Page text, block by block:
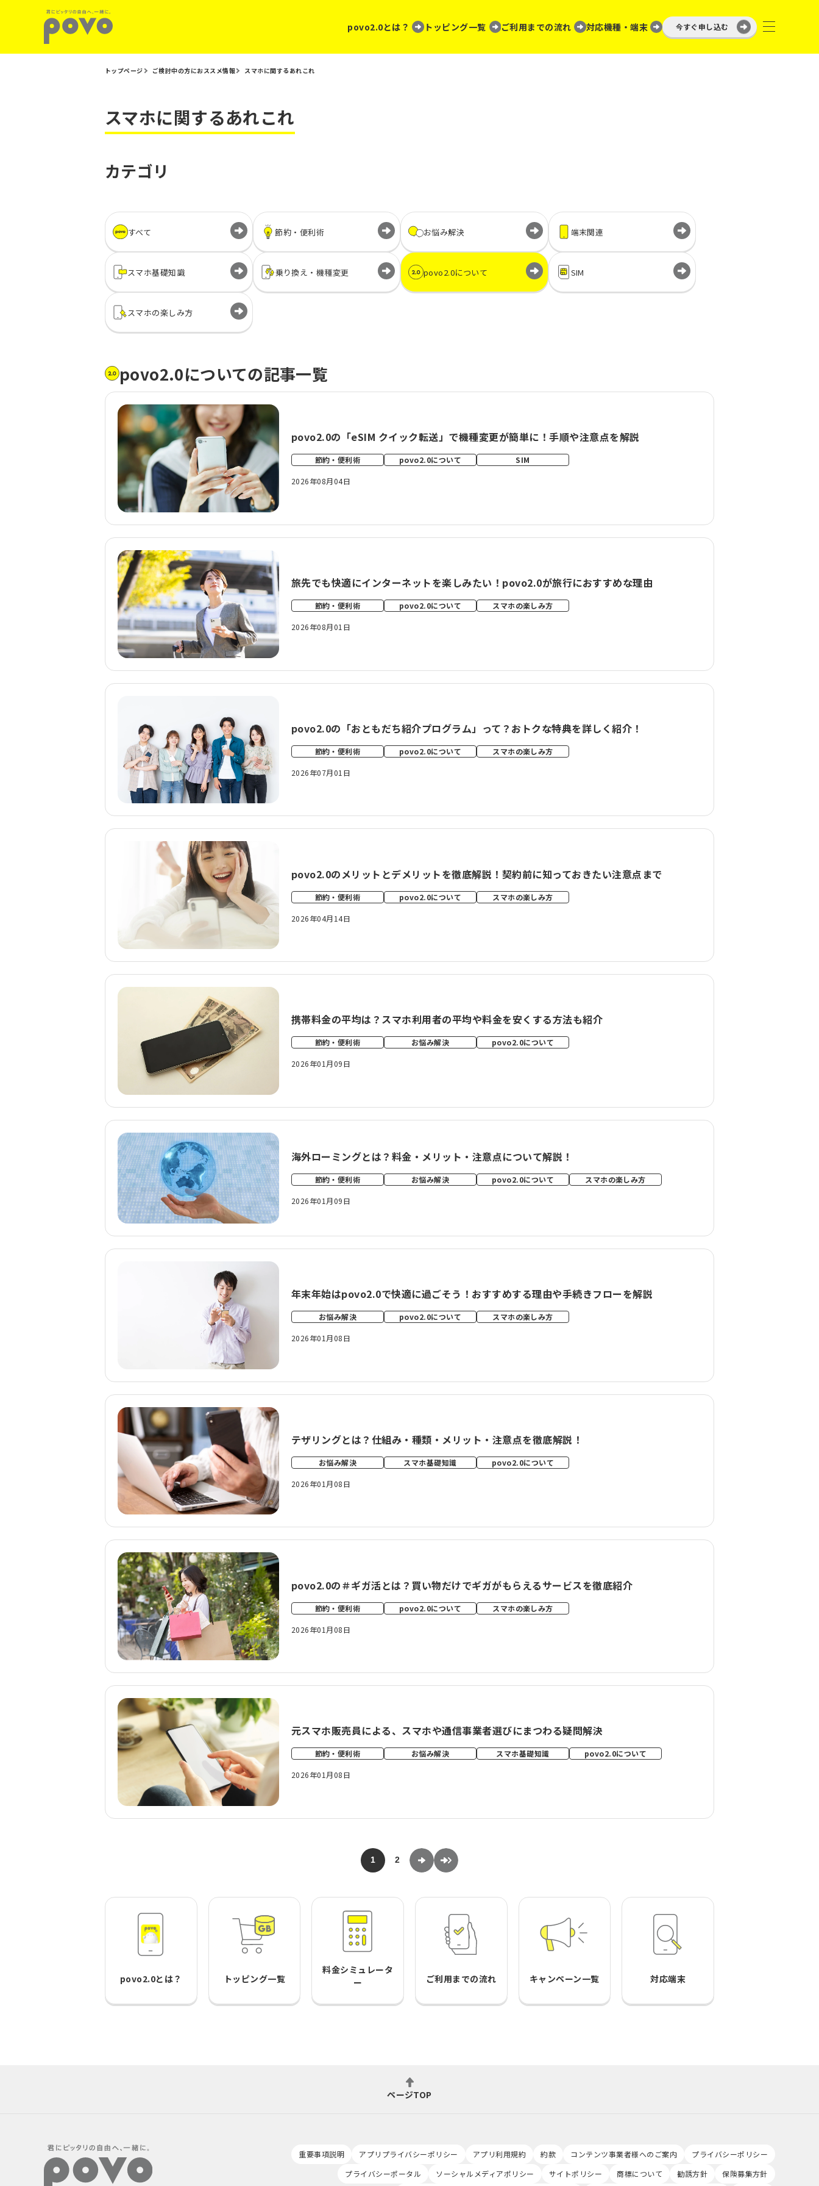
povo2.0とは？ トッピング一覧 ご利用までの流れ 対応機種・端末 今すぐ申し込む
トップページ ご検討中の方におススメ情報 スマホに関するあれこれ
スマホに関するあれこれ
カテゴリ
すべて 節約・便利術 お悩み解決 端末関連
スマホ基礎知識 乗り換え・ 機種変更 povo2.0について SIM
スマホの楽しみ方
povo2.0についての記事一覧
povo2.0の「eSIM クイック転送」で機種変更が簡単に！手順や注意点を解説
節約・便利術 povo2.0について SIM
2026年08月04日
旅先でも快適にインターネットを楽しみたい！povo2.0が旅行におすすめな理由
節約・便利術 povo2.0について スマホの楽しみ方
2026年08月01日
povo2.0の「おともだち紹介プログラム」って？おトクな特典を詳しく紹介！
節約・便利術 povo2.0について スマホの楽しみ方
2026年07月01日
povo2.0のメリットとデメリットを徹底解説！契約前に知っておきたい注意点まで
節約・便利術 povo2.0について スマホの楽しみ方
2026年04月14日
携帯料金の平均は？スマホ利用者の平均や料金を安くする方法も紹介
節約・便利術 お悩み解決 povo2.0について
2026年01月09日
海外ローミングとは？料金・メリット・注意点について解説！
節約・便利術 お悩み解決 povo2.0について スマホの楽しみ方
2026年01月09日
年末年始はpovo2.0で快適に過ごそう！おすすめする理由や手続きフローを解説
お悩み解決 povo2.0について スマホの楽しみ方
2026年01月08日
テザリングとは？仕組み・種類・メリット・注意点を徹底解説！
お悩み解決 スマホ基礎知識 povo2.0について
2026年01月08日
povo2.0の＃ギガ活とは？買い物だけでギガがもらえるサービスを徹底紹介
節約・便利術 povo2.0について スマホの楽しみ方
2026年01月08日
元スマホ販売員による、スマホや通信事業者選びにまつわる疑問解決
節約・便利術 お悩み解決 スマホ基礎知識 povo2.0について
2026年01月08日
1 2
povo2.0とは？ トッピング一覧
料金シミュレータ
ー
ご利用までの流れ キャンペーン一覧 対応端末
ページTOP
重要事項説明 アプリプライバシーポリシー アプリ利用規約 約款 コンテンツ事業者様へのご案内
プライバシーポリシー
プライバシーポータル
ソーシャルメディアポリシー サイトポリシー 商標について 勧誘方針 保険募集方針